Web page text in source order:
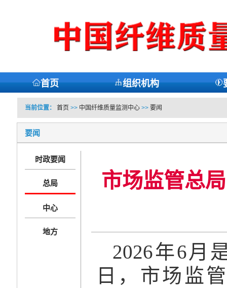
首页 组织机构
当前位置： 首页 >> 中国纤维质量监测中心>> 要闻
要闻
时政要闻
总局
中心
地方
市场监管总
2026年6月
日，市场监